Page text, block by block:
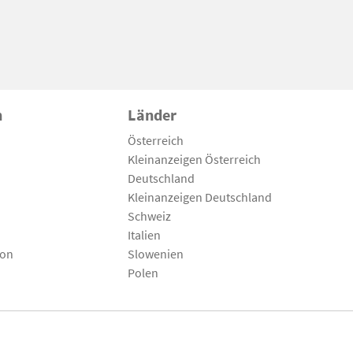
Länder
Österreich
Kleinanzeigen Österreich
Deutschland
Kleinanzeigen Deutschland
Schweiz
Italien
Slowenien
Polen